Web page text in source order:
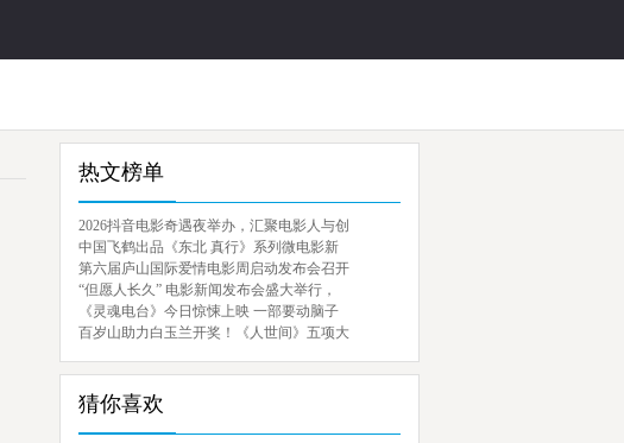
热文榜单
2026抖音电影奇遇夜举办，汇聚电影人与创
中国飞鹤出品《东北 真行》系列微电影新
第六届庐山国际爱情电影周启动发布会召开
“但愿人长久” 电影新闻发布会盛大举行，
《灵魂电台》今日惊悚上映 一部要动脑子
百岁山助力白玉兰开奖！《人世间》五项大
猜你喜欢